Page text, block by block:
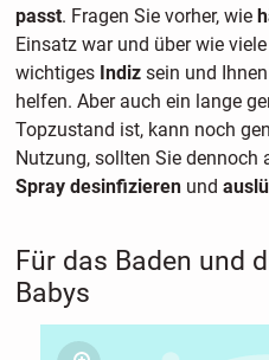
passt. Fragen Sie vorher, wie
Einsatz war und über wie
wichtiges Indizsein und
helfen. Aber auch ein lange
Topzustand ist, kann noch
Nutzung, sollten Sie dennoch
Spray desinfizierenund
Für das Baden und
Babys